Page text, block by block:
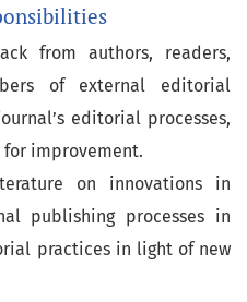
from authors, readers,
of external editorial
editorial processes,
for improvement.
on innovations in
publishing processes in
practices in light of new